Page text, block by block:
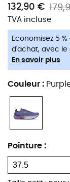
132,90 €
TVA incluse
Economisez 5
d'achat, avec le
En savoir plus
Couleur :
Pointure :
Altra Timp 5
Les chaussures
femmeest
affronter toutes
protection
une semelle
L'amorti
un confort
les plus